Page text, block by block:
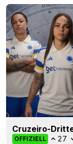
Cruzeiro-
OFFIZIELL 27